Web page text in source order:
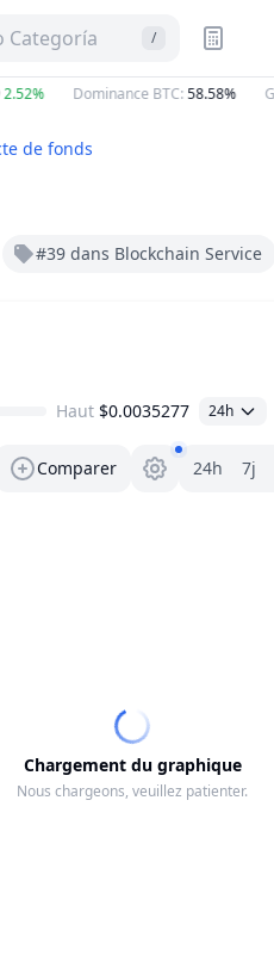
Categoría /
Dominance BTC:58.58%
de fonds
#39 dans Blockchain Service
Haut $0.0035277 24h
Comparer Sélecteur
24h 7j
Chargement du graphique
Nous chargeons, veuillez patienter.